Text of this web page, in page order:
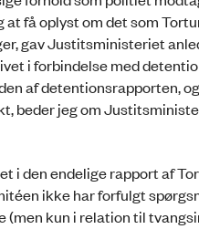
få oplyst om det som
gav Justitsministeriet
i forbindelse med
af detentionsrapporten,
beder jeg om
i den endelige rapport af
ikke har forfulgt
kun i relation til